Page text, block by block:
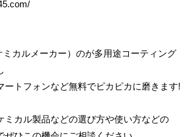
ミカルメーカー）のが多用途コーティング
ートフォンなど無料でピカピカに磨きます!
ミカル製品などの選び方や使い方などの